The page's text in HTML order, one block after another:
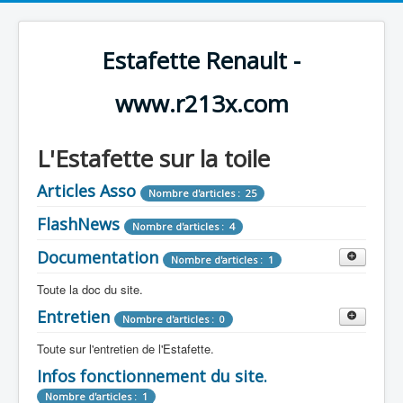
Estafette Renault -
www.r213x.com
L'Estafette sur la toile
Articles Asso Nombre d'articles : 25
FlashNews Nombre d'articles : 4
Documentation Nombre d'articles : 1
Toute la doc du site.
Revue de Presse Nombre d'articles : 9
Tous les articles que l'on a vu sur l'estafette !
Camping Car Nombre d'articles : 3
Entretien Nombre d'articles : 0
Toute sur l'entretien de l'Estafette.
Mécanique Nombre d'articles : 0
Infos fonctionnement du site.
Nombre d'articles : 1